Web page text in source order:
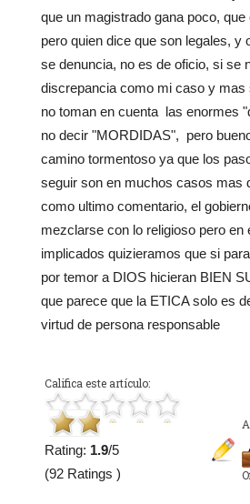
que un magistrado gana poco,
pero quien dice que son legales, y
se denuncia, no es de oficio, si se
discrepancia como mi caso y mas
no toman en cuenta las enormes
no decir "MORDIDAS", pero
camino tormentoso ya que los
seguir son en muchos casos mas
como ultimo comentario, el
mezclarse con lo religioso pero en
implicados quizieramos que si
por temor a DIOS hicieran BIEN
que parece que la ETICA solo es
virtud de persona responsable
Califica este artículo:
Rating: 1.9/5
(92 Ratings )